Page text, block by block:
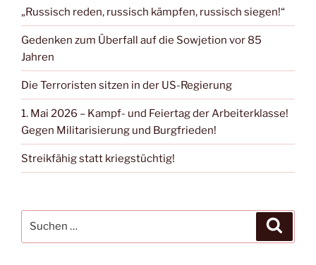
„Russisch reden, russisch kämpfen, russisch siegen!“
Gedenken zum Überfall auf die Sowjetion vor 85
Jahren
Die Terroristen sitzen in der US-Regierung
1. Mai 2026 – Kampf- und Feiertag der Arbeiterklasse!
Gegen Militarisierung und Burgfrieden!
Streikfähig statt kriegstüchtig!